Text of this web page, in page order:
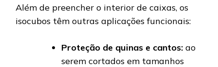
Além de preencher o interior de caixas, os
isocubos têm outras aplicações funcionais:
Proteção de quinas e cantos: ao
serem cortados em tamanhos